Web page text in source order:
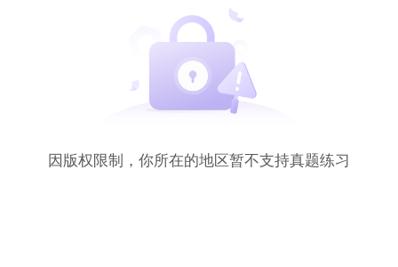
因版权限制，你所在的地区暂不支持真题练习